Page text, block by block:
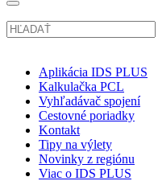
Aplikácia IDS PLUS
Kalkulačka PCL
Vyhľadávač spojení
Cestovné poriadky
Kontakt
Tipy na výlety
Novinky z regiónu
Viac o IDS PLUS